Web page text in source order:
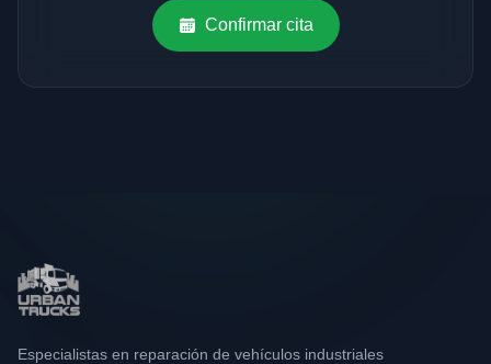
Confirmar cita
Especialistas en reparación de vehículos industriales